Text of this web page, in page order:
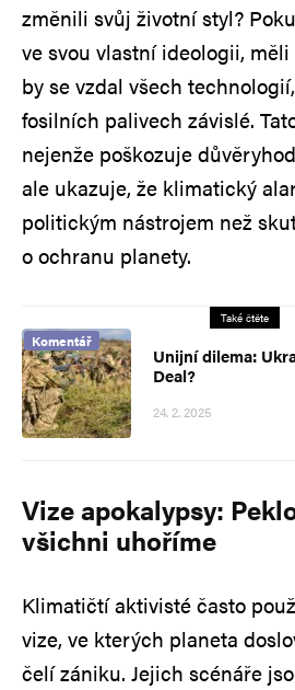
změnili svůj životní styl?
ve svou vlastní ideologii,
by se vzdal všech
fosilních palivech závislé.
nejenže poškozuje
ale ukazuje, že klimatický
politickým nástrojem než
o ochranu planety.
Také čtěte
Komentář
Unijní dilema:
Deal?
24. 2. 2025
Vize apokalypsy:
všichni uhoříme
Klimatičtí aktivisté často
vize, ve kterých planeta
čelí zániku. Jejich scénáře